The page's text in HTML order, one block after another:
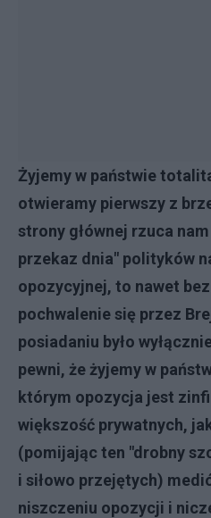
Żyjemy w państwie
otwieramy pierwszy z
strony głównej rzuca
przekaz dnia" polityków
opozycyjnej, to nawet
pochwalenie się przez
posiadaniu było
pewni, że żyjemy w
którym opozycja jest
większość prywatnych,
(pomijając ten "drobny
i siłowo przejętych)
niszczeniu opozycji i